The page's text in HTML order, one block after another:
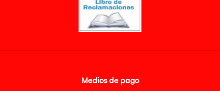
Medios de pago